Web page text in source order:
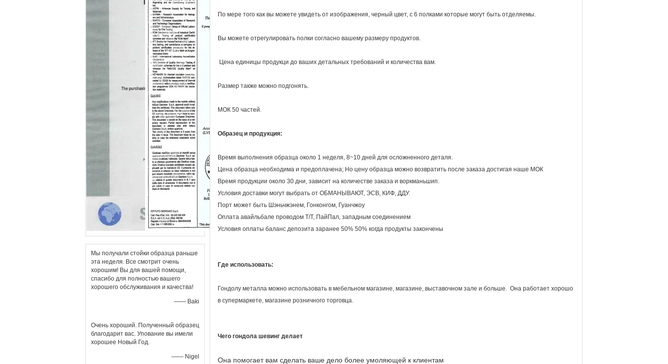
Мы получали стойки образца раньше
эта неделя. Все смотрит очень
хорошим! Вы для вашей помощи,
спасибо для полностью вашего
хорошего обслуживания и качества!
—— Baki
Очень хороший. Полученный образец
благодарит вас. Упование вы имели
хорошее Новый Год.
—— Nigel
По мере того как вы можете увидеть от изображения, черный цвет, с 6 полками которые могут быть отделяемы.
Вы можете отрегулировать полки согласно вашему размеру продуктов.
Цена единицы продукци до ваших детальных требований и количества вам.
Размер также можно подгонять.
МОК 50 частей.
Образец и продукция:
Время выполнения образца около 1 неделя, 8~10 дней для осложненного деталя.
Цена образца необходима и предоплачена; Но цену образца можно возвратить после заказа достигая наше МОК
Время продукции около 30 дни, зависит на количестве заказа и воркманьшип.
Условия доставки могут выбрать от ОБМАНЫВАЮТ, ЭСВ, КИФ, ДДУ.
Порт может быть Шэньчжэнем, Гонконгом, Гуанчжоу
Оплата авайльбале проводом Т/Т, ПайПал, западным соединением
Условия оплаты баланс депозита заранее 50% 50% когда продукты закончены
Где использовать:
Гондолу металла можно использовать в мебельном магазине, магазине, выставочном зале и больше. Она работает хорошо
в супермаркете, магазине розничного торговца.
Чего гондола шевинг делает
Она помогает вам сделать ваше дело более умоляющей к клиентам